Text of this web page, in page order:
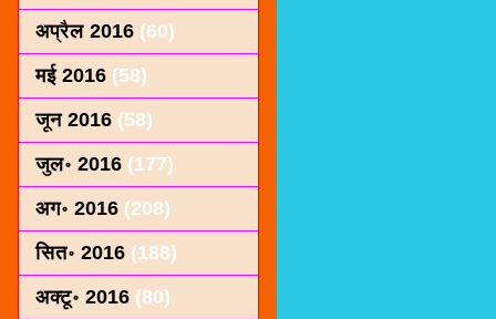
अप्रैल 2016 (60)
मई 2016 (58)
जून 2016 (58)
जुल॰ 2016 (177)
अग॰ 2016 (208)
सित॰ 2016 (188)
अक्टू॰ 2016 (80)